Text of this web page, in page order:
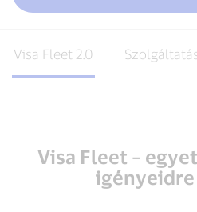
Visa Fleet 2.0
Visa Fleet –
igényeidre